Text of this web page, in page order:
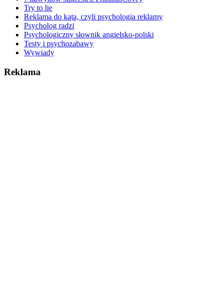
Try to lie
Reklama do kąta, czyli psychologia reklamy
Psycholog radzi
Psychologiczny słownik angielsko-polski
Testy i psychozabawy
Wywiady
Reklama